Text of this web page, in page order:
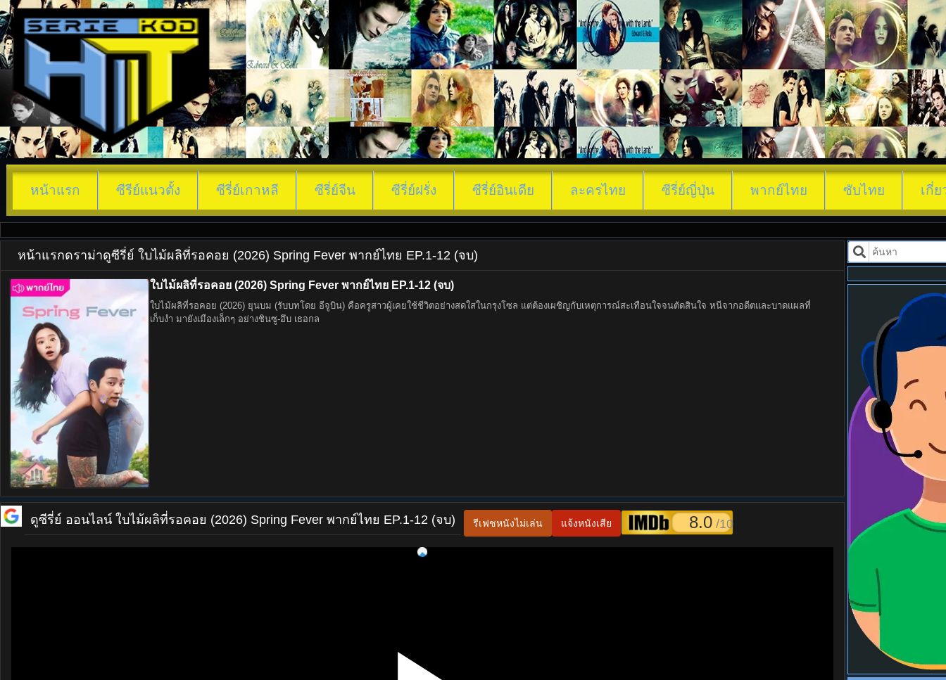
ใบไม้ผลิที่รอคอย (2026) Spring Fever พาก
หน้าแรก ซีรีย์แนวตั้ง ซีรี่ย์เกาหลี ซีรี่ย์จีน ซีรี่ย์ฝรั่ง ซีรี่ย์อินเดีย ละครไทย ซีรี่ย์ญี่ปุ่น พากย์ไทย ซับไทย เกี่ย
หน้าแรกดราม่าดูซีรี่ย์ ใบไม้ผลิที่รอคอย (2026) Spring Fever พากย์ไทย EP.1-12 (จบ)
ใบไม้ผลิที่รอคอย (2026) Spring Fever พากย์ไทย EP.1-12 (จบ)
ใบไม้ผลิที่รอคอย (2026) ยุนบม (รับบทโดย อีจูบิน) คือครูสาวผู้เคยใช้ชีวิตอย่างสดใสในกรุงโซล แต่ต้องเผชิญกับเหตุการณ์สะเทือนใจจนตัดสินใจ หนีจากอดีตและบาดแผลที่
เก็บงำ มายังเมืองเล็กๆ อย่างชินซู-อึบ เธอกล
ดูซีรี่ย์ ออนไลน์ ใบไม้ผลิที่รอคอย (2026) Spring Fever พากย์ไทย EP.1-12 (จบ) รีเฟชหนังไม่เล่น แจ้งหนังเสีย 8.0 /10